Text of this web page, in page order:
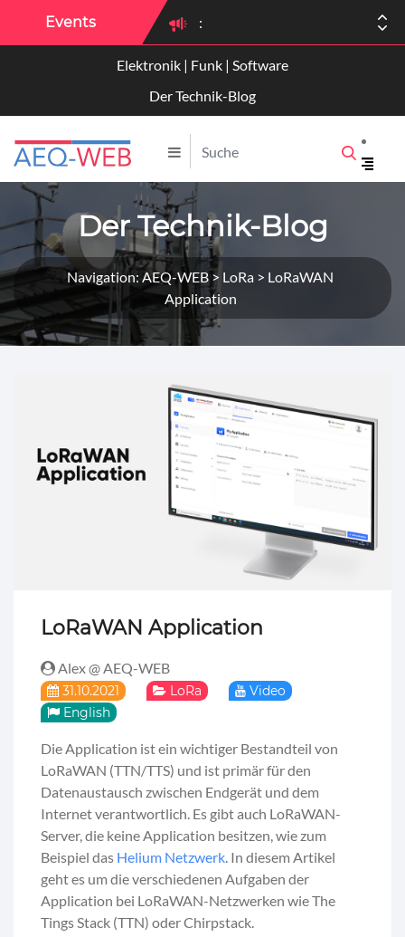
Events :
:
Elektronik | Funk | Software
Der Technik-Blog
Der Technik-Blog
Navigation: AEQ-WEB > LoRa > LoRaWAN
Application
LoRaWAN Application
Alex @ AEQ-WEB
31.10.2021 LoRa
Video
English
Die Application ist ein wichtiger Bestandteil von
LoRaWAN (TTN/TTS) und ist primär für den
Datenaustausch zwischen Endgerät und dem
Internet verantwortlich. Es gibt auch LoRaWAN-
Server, die keine Application besitzen, wie zum
Beispiel das Helium Netzwerk . In diesem Artikel
geht es um die verschiedenen Aufgaben der
Application bei LoRaWAN-Netzwerken wie The
Tings Stack (TTN) oder Chirpstack.